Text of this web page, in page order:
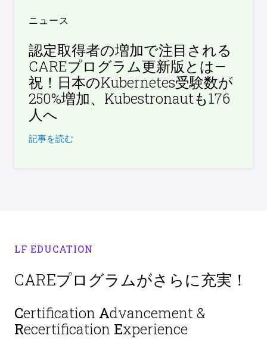
ニュース
認定取得者の増加で注目される
CAREプログラム更新版とは—
祝！日本のKubernetes受験数が
250%増加、Kubestronautも176
人へ
記事を読む
LF EDUCATION
CAREプログラムがさらに充実！
Certification Advancement &
Recertification Experience